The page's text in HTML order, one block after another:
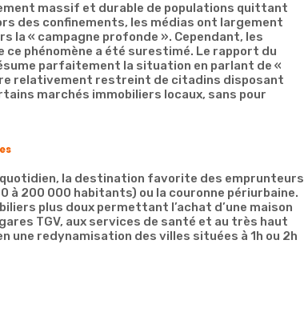
massif et durable de populations quittant
des confinements, les médias ont largement
la « campagne profonde ». Cependant, les
phénomène a été surestimé. Le rapport du
parfaitement la situation en parlant de «
relativement restreint de citadins disposant
marchés immobiliers locaux, sans pour
quotidien, la destination favorite des emprunteurs
à 200 000 habitants) ou la couronne périurbaine.
plus doux permettant l’achat d’une maison
TGV, aux services de santé et au très haut
une redynamisation des villes situées à 1h ou 2h